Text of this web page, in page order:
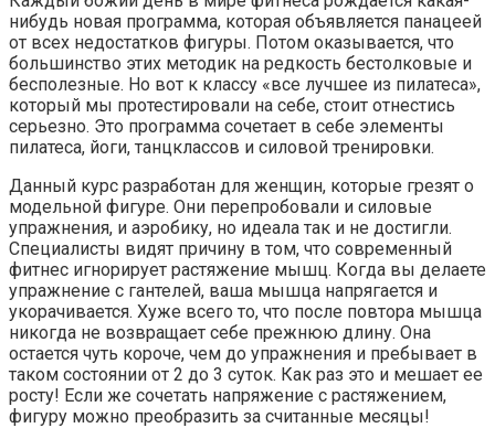
нибудь новая программа, которая объявляется панацеей
от всех недостатков фигуры. Потом оказывается, что
большинство этих методик на редкость бестолковые и
бесполезные. Но вот к классу «все лучшее из пилатеса»,
который мы протестировали на себе, стоит отнестись
серьезно. Это программа сочетает в себе элементы
пилатеса, йоги, танцклассов и силовой тренировки.
Данный курс разработан для женщин, которые грезят о
модельной фигуре. Они перепробовали и силовые
упражнения, и аэробику, но идеала так и не достигли.
Специалисты видят причину в том, что современный
фитнес игнорирует растяжение мышц. Когда вы делаете
упражнение с гантелей, ваша мышца напрягается и
укорачивается. Хуже всего то, что после повтора мышца
никогда не возвращает себе прежнюю длину. Она
остается чуть короче, чем до упражнения и пребывает в
таком состоянии от 2 до 3 суток. Как раз это и мешает ее
росту! Если же сочетать напряжение с растяжением,
фигуру можно преобразить за считанные месяцы!